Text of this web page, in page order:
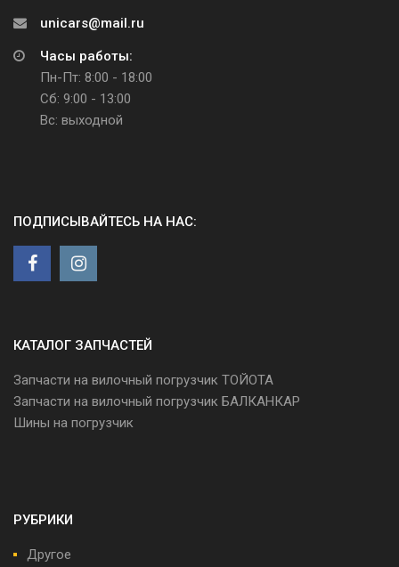
unicars@mail.ru
Часы работы:
Пн-Пт: 8:00 - 18:00
Сб: 9:00 - 13:00
Вс: выходной
ПОДПИСЫВАЙТЕСЬ НА НАС:
КАТАЛОГ ЗАПЧАСТЕЙ
Запчасти на вилочный погрузчик ТОЙОТА
Запчасти на вилочный погрузчик БАЛКАНКАР
Шины на погрузчик
РУБРИКИ
Другое